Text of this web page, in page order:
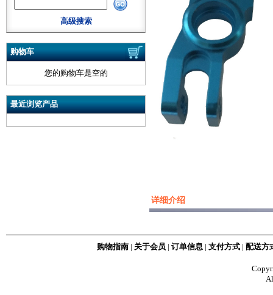
高级搜索
购物车
您的购物车是空的
最近浏览产品
详细介绍
购物指南 | 关于会员 | 订单信息 | 支付方式 | 配送方